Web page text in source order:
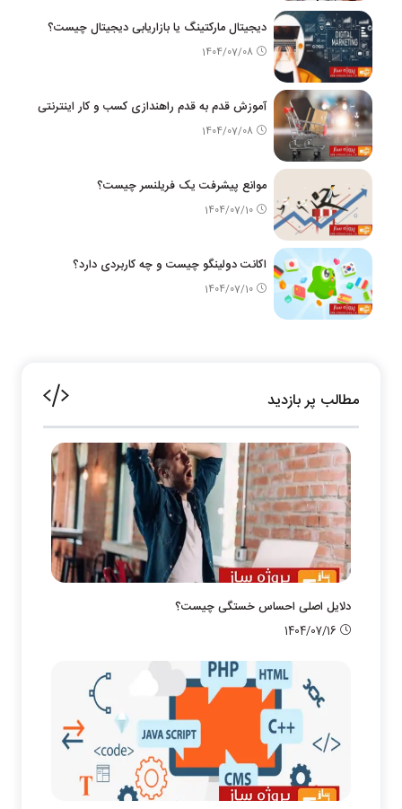
دیجیتال مارکتینگ یا بازاریابی دیجیتال چیست؟
1404/07/08
آموزش قدم به قدم راهندازی کسب و کار اینترنتی
1404/07/08
موانع پیشرفت یک فریلنسر چیست؟
1404/07/10
اکانت دولینگو چیست و چه کاربردی دارد؟
1404/07/10
مطالب پر بازدید
دلایل اصلی احساس خستگی چیست؟
1404/07/16